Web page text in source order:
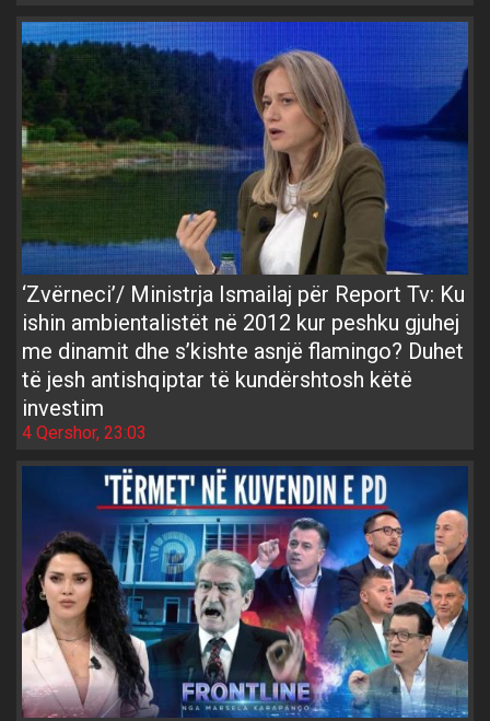
‘Zvërneci’/ Ministrja Ismailaj për Report Tv: Ku
ishin ambientalistët në 2012 kur peshku gjuhej
me dinamit dhe s’kishte asnjë flamingo? Duhet
të jesh antishqiptar të kundërshtosh këtë
investim
4 Qershor, 23:03